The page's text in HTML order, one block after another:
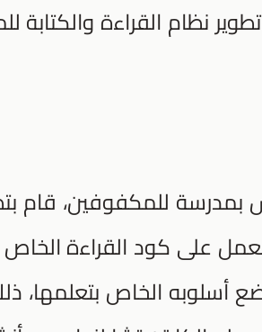
نظام القراءة والكتابة
للمكفوفين، قام
على كود القراءة